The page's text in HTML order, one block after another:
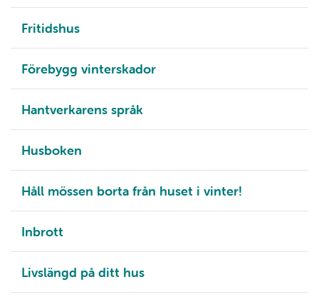
Fritidshus
Förebygg vinterskador
Hantverkarens språk
Husboken
Håll mössen borta från huset i vinter!
Inbrott
Livslängd på ditt hus